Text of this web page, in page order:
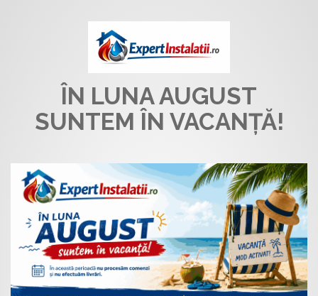
ÎN LUNA AUGUST
SUNTEM ÎN VACANȚĂ!